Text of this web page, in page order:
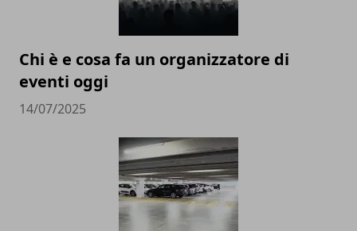
Chi è e cosa fa un organizzatore di
eventi oggi
14/07/2025